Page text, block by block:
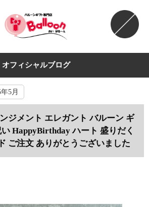
オフィシャルブログ
5月
ジメント エレガント バルーン ギ
HappyBirthday ハート 盛りだく
ご注文 ありがとうございました